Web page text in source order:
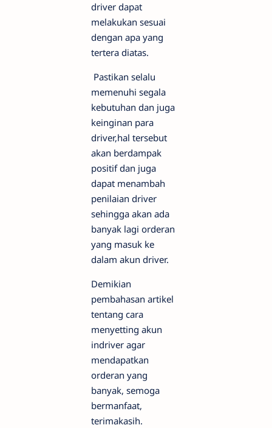
driver dapat
melakukan sesuai
dengan apa yang
tertera diatas.
Pastikan selalu
memenuhi segala
kebutuhan dan juga
keinginan para
driver,hal tersebut
akan berdampak
positif dan juga
dapat menambah
penilaian driver
sehingga akan ada
banyak lagi orderan
yang masuk ke
dalam akun driver.
Demikian
pembahasan artikel
tentang cara
menyetting akun
indriver agar
mendapatkan
orderan yang
banyak, semoga
bermanfaat,
terimakasih.